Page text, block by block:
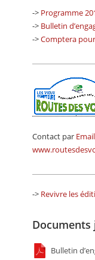
-> Programme
-> Bulletin
->Comptera
Contact par Email
-> Revivre les
Documents
Bulletin